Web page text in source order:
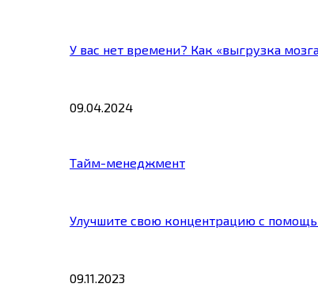
У вас нет времени? Как «выгрузка
09.04.2024
Тайм-менеджмент
Улучшите свою концентрацию с
09.11.2023